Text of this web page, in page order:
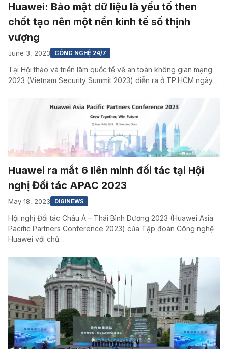
Huawei: Bảo mật dữ liệu là yếu tố then
chốt tạo nên một nền kinh tế số thịnh
vượng
June 3, 2023 CÔNG NGHỆ 24/7
Tại Hội thảo và triển lãm quốc tế về an toàn không gian mạng
2023 (Vietnam Security Summit 2023) diễn ra ở TP.HCM ngày…
Huawei ra mắt 6 liên minh đối tác tại Hội
nghị Đối tác APAC 2023
May 18, 2023 DIGINEWS
Hội nghị Đối tác Châu Á – Thái Bình Dương 2023 (Huawei Asia
Pacific Partners Conference 2023) của Tập đoàn Công nghệ
Huawei với chủ…